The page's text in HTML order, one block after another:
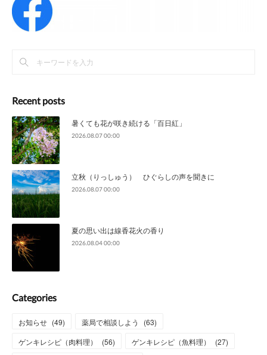
Recent posts
暑くても花が咲き続ける「百日紅」
2026.08.07 00:00
立秋（りっしゅう） ひぐらしの声を聞きに
2026.08.07 00:00
夏の思い出は線香花火の香り
2026.08.04 00:00
Categories
お知らせ (49) 薬局で相談しよう (63)
ゲンキレシピ（肉料理）
(56) ゲンキレシピ（魚料理） (27)